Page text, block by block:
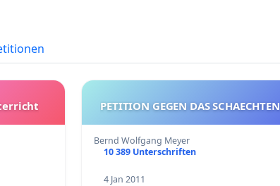
PETITION GEGEN DAS SCHAECHTEN
Bernd Wolfgang Meyer
10 389 Unterschriften
4 Jan 2011